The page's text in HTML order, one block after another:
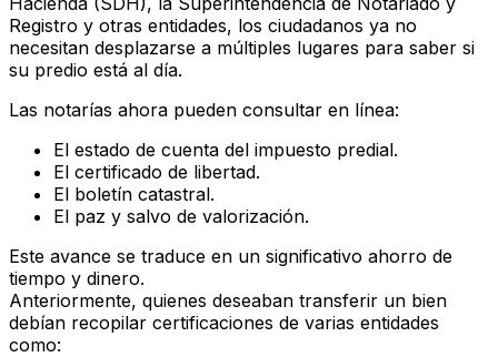
Registro y otras entidades, los ciudadanos ya no
necesitan desplazarse a múltiples lugares para saber si
su predio está al día.
Las notarías ahora pueden consultar en línea:
El estado de cuenta del impuesto predial.
El certificado de libertad.
El boletín catastral.
El paz y salvo de valorización.
Este avance se traduce en un significativo ahorro de
tiempo y dinero.
Anteriormente, quienes deseaban transferir un bien
debían recopilar certificaciones de varias entidades
como: